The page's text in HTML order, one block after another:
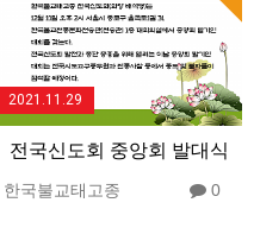
2021.11.29
전국신도회 중앙회 발대식
한국불교태고종 0